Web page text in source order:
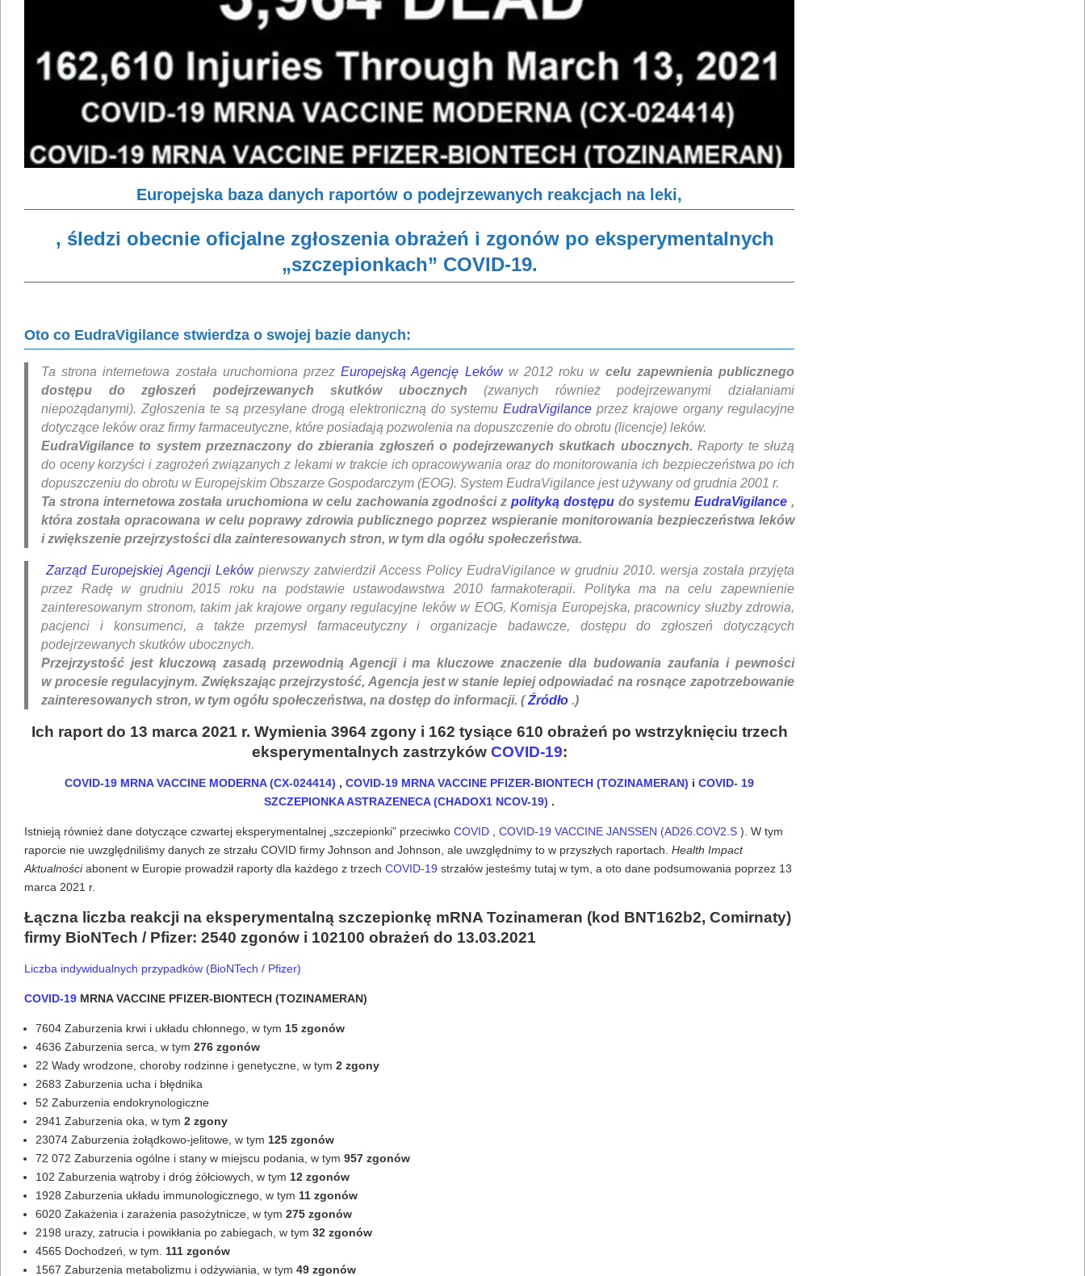
Europejska baza danych raportów o podejrzewanych reakcjach na leki,
, śledzi obecnie oficjalne zgłoszenia obrażeń i zgonów po eksperymentalnych
„szczepionkach” COVID-19.
Oto co EudraVigilance stwierdza o swojej bazie danych:
Ta strona internetowa została uruchomiona przezEuropejską Agencję Lekóww 2012 roku w celu zapewnienia publicznego
dostępu do zgłoszeń podejrzewanych skutków ubocznych (zwanych również podejrzewanymi działaniami
niepożądanymi). Zgłoszenia te są przesyłane drogą elektroniczną do systemu EudraVigilance przez krajowe organy regulacyjne
dotyczące leków oraz firmy farmaceutyczne, które posiadają pozwolenia na dopuszczenie do obrotu (licencje) leków.
EudraVigilance to system przeznaczony do zbierania zgłoszeń o podejrzewanych skutkach ubocznych. Raporty te służą
do oceny korzyści i zagrożeń związanych z lekami w trakcie ich opracowywania oraz do monitorowania ich bezpieczeństwa po ich
dopuszczeniu do obrotu w Europejskim Obszarze Gospodarczym (EOG). System EudraVigilance jest używany od grudnia 2001 r.
Ta strona internetowa została uruchomiona w celu zachowania zgodności z polityką dostępudo systemuEudraVigilance ,
która została opracowana w celu poprawy zdrowia publicznego poprzez wspieranie monitorowania bezpieczeństwa leków
i zwiększenie przejrzystości dla zainteresowanych stron, w tym dla ogółu społeczeństwa.
Zarząd Europejskiej Agencji Lekówpierwszy zatwierdził Access Policy EudraVigilance w grudniu 2010. wersja została przyjęta
przez Radę w grudniu 2015 roku na podstawie ustawodawstwa 2010 farmakoterapii. Polityka ma na celu zapewnienie
zainteresowanym stronom, takim jak krajowe organy regulacyjne leków w EOG, Komisja Europejska, pracownicy służby zdrowia,
pacjenci i konsumenci, a także przemysł farmaceutyczny i organizacje badawcze, dostępu do zgłoszeń dotyczących
podejrzewanych skutków ubocznych.
Przejrzystość jest kluczową zasadą przewodnią Agencji i ma kluczowe znaczenie dla budowania zaufania i pewności
w procesie regulacyjnym. Zwiększając przejrzystość, Agencja jest w stanie lepiej odpowiadać na rosnące zapotrzebowanie
zainteresowanych stron, w tym ogółu społeczeństwa, na dostęp do informacji. (Źródło .)
Ich raport do 13 marca 2021 r. Wymienia 3964 zgony i 162 tysiące 610 obrażeń po wstrzyknięciu trzech
eksperymentalnych zastrzyków COVID-19:
COVID-19 MRNA VACCINE MODERNA (CX-024414) , COVID-19 MRNA VACCINE PFIZER-BIONTECH (TOZINAMERAN) i COVID- 19
SZCZEPIONKA ASTRAZENECA (CHADOX1 NCOV-19) .
Istnieją również dane dotyczące czwartej eksperymentalnej „szczepionki” przeciwko COVID COVID-19 VACCINE JANSSEN (AD26.COV2.S ). W tym
raporcie nie uwzględniliśmy danych ze strzału COVID firmy Johnson and Johnson, ale uwzględnimy to w przyszłych raportach. Health Impact
Aktualnościabonent w Europie prowadził raporty dla każdego z trzech COVID-19 strzałów jesteśmy tutaj w tym, a oto dane podsumowania poprzez 13
marca 2021 r.
Łączna liczba reakcji na eksperymentalną szczepionkę mRNA Tozinameran (kod BNT162b2, Comirnaty)
firmy BioNTech / Pfizer: 2540 zgonów i 102100 obrażeń do 13.03.2021
Liczba indywidualnych przypadków (BioNTech / Pfizer)
COVID-19 MRNA VACCINE PFIZER-BIONTECH (TOZINAMERAN)
7604 Zaburzenia krwi i układu chłonnego, w tym 15 zgonów
4636 Zaburzenia serca, w tym 276 zgonów
22 Wady wrodzone, choroby rodzinne i genetyczne, w tym 2 zgony
2683 Zaburzenia ucha i błędnika
52 Zaburzenia endokrynologiczne
2941 Zaburzenia oka, w tym 2 zgony
23074 Zaburzenia żołądkowo-jelitowe, w tym 125 zgonów
72 072 Zaburzenia ogólne i stany w miejscu podania, w tym 957 zgonów
102 Zaburzenia wątroby i dróg żółciowych, w tym 12 zgonów
1928 Zaburzenia układu immunologicznego, w tym 11 zgonów
6020 Zakażenia i zarażenia pasożytnicze, w tym 275 zgonów
2198 urazy, zatrucia i powikłania po zabiegach, w tym 32 zgonów
4565 Dochodzeń, w tym. 111 zgonów
1567 Zaburzenia metabolizmu i odżywiania, w tym 49 zgonów